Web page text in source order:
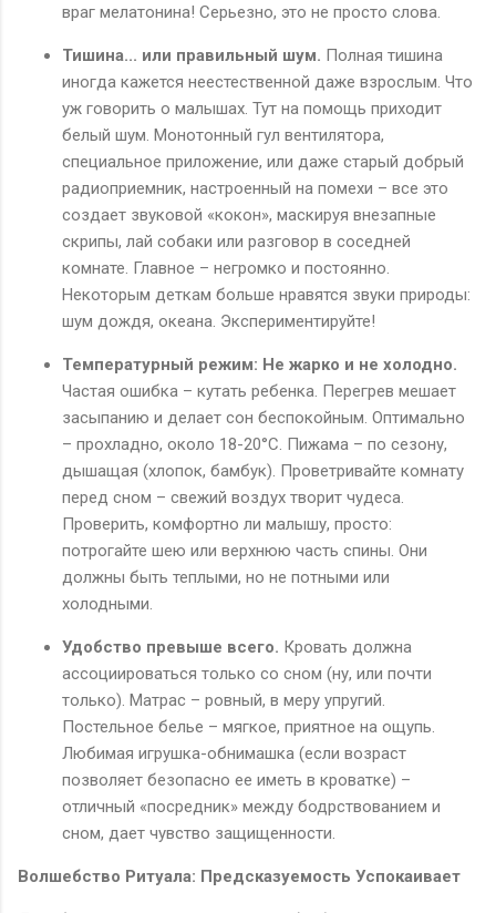
враг мелатонина! Серьезно, это не просто слова.
Тишина... или правильный шум. Полная тишина
иногда кажется неестественной даже взрослым. Что
уж говорить о малышах. Тут на помощь приходит
белый шум. Монотонный гул вентилятора,
специальное приложение, или даже старый добрый
радиоприемник, настроенный на помехи – все это
создает звуковой «кокон», маскируя внезапные
скрипы, лай собаки или разговор в соседней
комнате. Главное – негромко и постоянно.
Некоторым деткам больше нравятся звуки природы:
шум дождя, океана. Экспериментируйте!
Температурный режим: Не жарко и не холодно.
Частая ошибка – кутать ребенка. Перегрев мешает
засыпанию и делает сон беспокойным. Оптимально
– прохладно, около 18-20°C. Пижама – по сезону,
дышащая (хлопок, бамбук). Проветривайте комнату
перед сном – свежий воздух творит чудеса.
Проверить, комфортно ли малышу, просто:
потрогайте шею или верхнюю часть спины. Они
должны быть теплыми, но не потными или
холодными.
Удобство превыше всего. Кровать должна
ассоциироваться только со сном (ну, или почти
только). Матрас – ровный, в меру упругий.
Постельное белье – мягкое, приятное на ощупь.
Любимая игрушка-обнимашка (если возраст
позволяет безопасно ее иметь в кроватке) –
отличный «посредник» между бодрствованием и
сном, дает чувство защищенности.
Волшебство Ритуала: Предсказуемость Успокаивает